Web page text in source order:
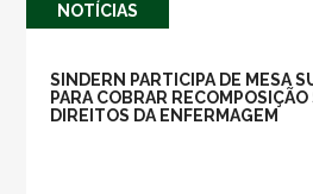
NOTÍ­CIAS
SINDERN PARTICIPA DE MESA
PARA COBRAR
DIREITOS DA ENFERMAGEM